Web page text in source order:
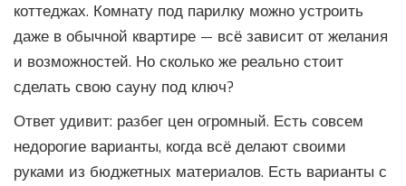
коттеджах. Комнату под парилку можно устроить
даже в обычной квартире — всё зависит от желания
и возможностей. Но сколько же реально стоит
сделать свою сауну под ключ?
Ответ удивит: разбег цен огромный. Есть совсем
недорогие варианты, когда всё делают своими
руками из бюджетных материалов. Есть варианты с